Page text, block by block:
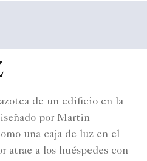
de un edificio en la
por Martin
una caja de luz en el
atrae a los huéspedes con